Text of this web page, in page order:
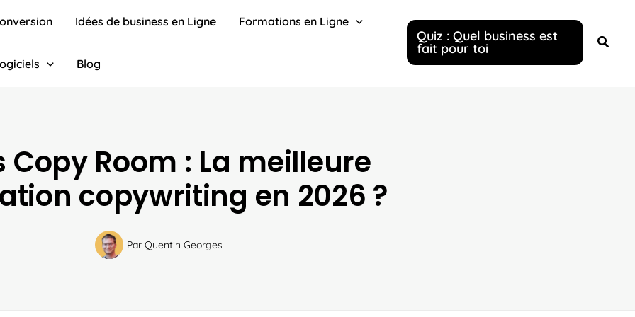
Idées de business en Ligne Formations en Ligne
Blog
Quiz : Quel business est
fait pour toi
Copy Room : La meilleure
copywriting en 2026 ?
Par Quentin Georges